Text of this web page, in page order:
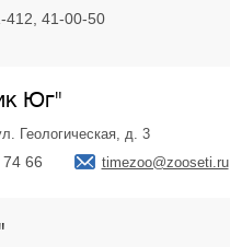
412, 41-00-50
Юг"
Геологическая, д. 3
66 timezoo@zooseti.ru